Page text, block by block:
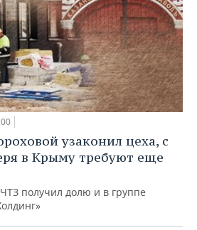
узаконил цеха, с
в Крыму требуют еще
получил долю и в группе